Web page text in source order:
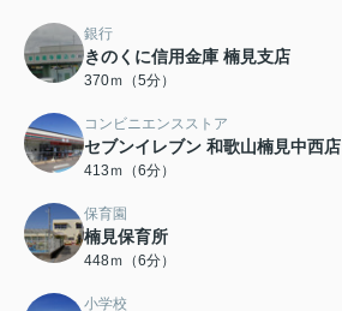
銀行
きのくに信用金庫 楠見支店
370ｍ（5分）
コンビニエンスストア
セブンイレブン 和歌山楠見中西店
413ｍ（6分）
保育園
楠見保育所
448ｍ（6分）
小学校